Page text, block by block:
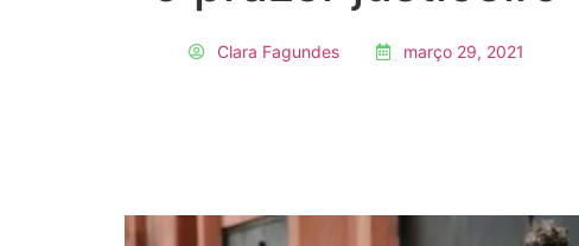
Clara Fagundes março 29, 2021